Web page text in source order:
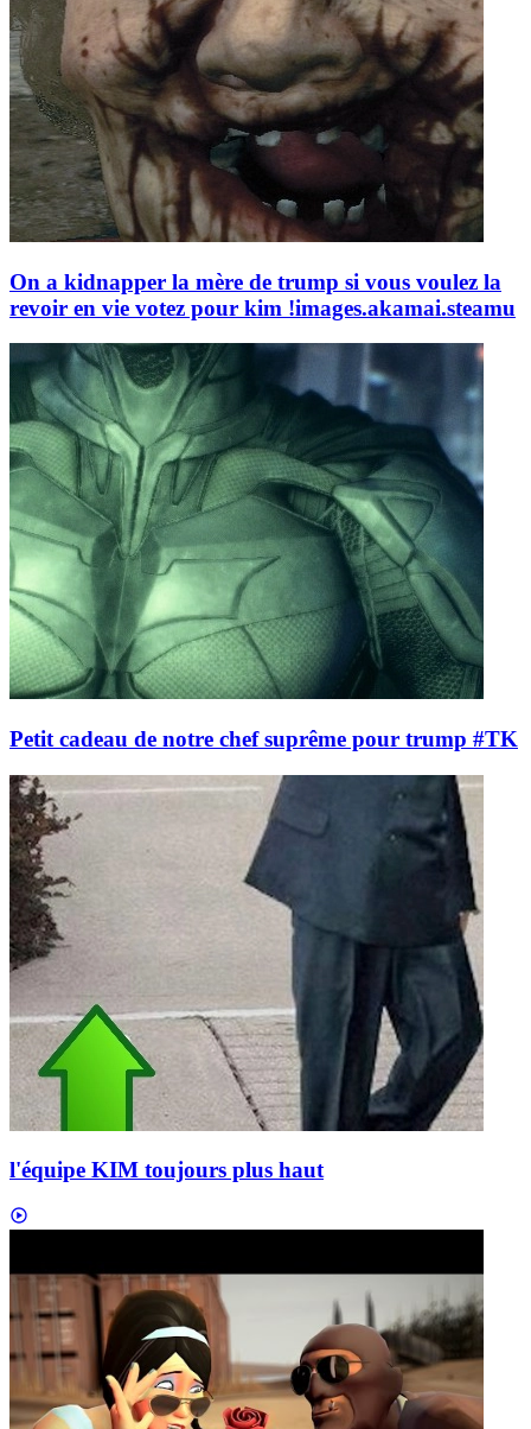
On a kidnapper la mère de trump si vous voulez la
revoir en vie votez pour kim !images.akamai.steamu
Petit cadeau de notre chef suprême pour trump #TK
l'équipe KIM toujours plus haut